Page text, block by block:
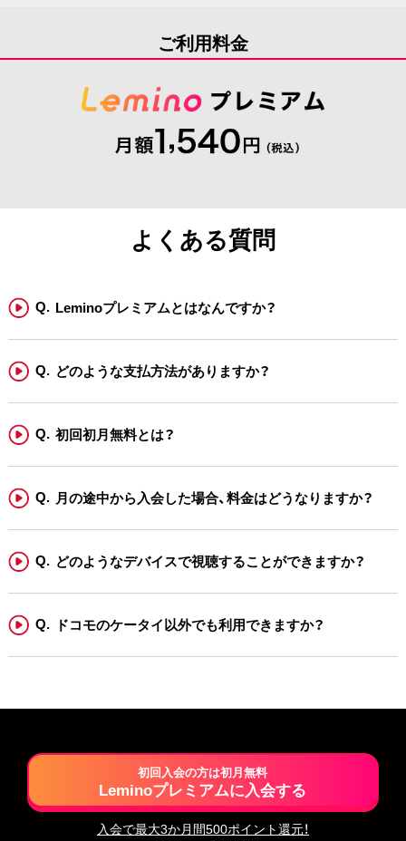
ご利用料金
よくある質問
Leminoプレミアムとはなんですか？
どのような支払方法がありますか？
初回初月無料とは？
月の途中から入会した場合、料金はどうなりますか？
どのようなデバイスで視聴することができますか？
ドコモのケータイ以外でも利用できますか？
初回入会の方は初月無料
Leminoプレミアムに入会する
入会で最大3か月間500ポイント還元！